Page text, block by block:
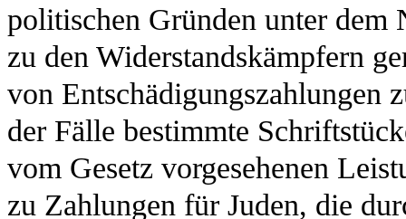
politischen Gründen unter dem
zu den Widerstandskämpfern
von Entschädigungszahlungen
der Fälle bestimmte
vom Gesetz vorgesehenen
zu Zahlungen für Juden, die